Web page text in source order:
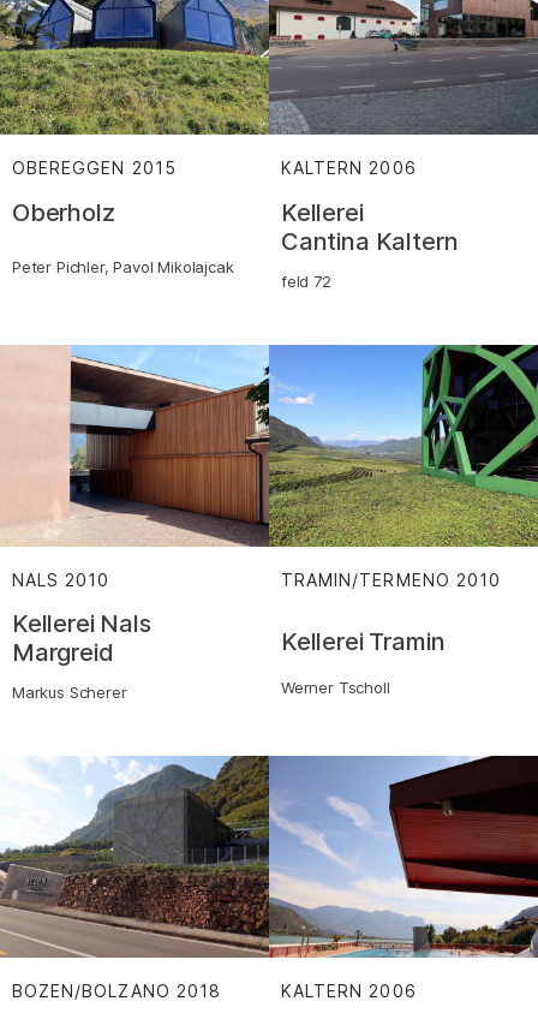
OBEREGGEN 2015
Oberholz
Peter Pichler, Pavol Mikolajcak
KALTERN 2006
Kellerei
Cantina Kaltern
feld 72
NALS 2010
Kellerei Nals
Margreid
Markus Scherer
TRAMIN/TERMENO 2010
Kellerei Tramin
Werner Tscholl
BOZEN/BOLZANO 2018 KALTERN 2006